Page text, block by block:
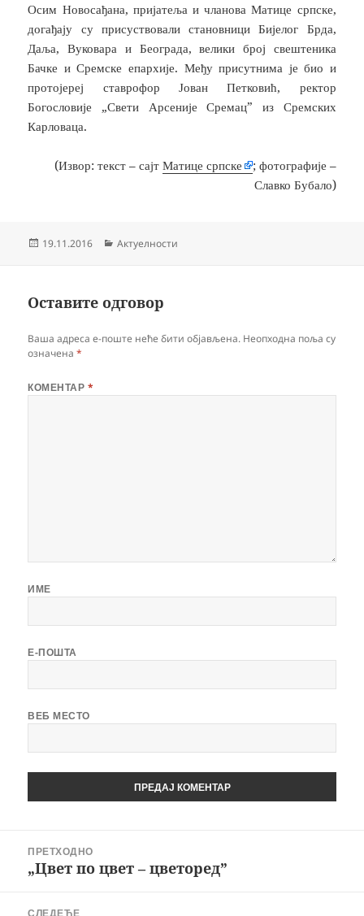
Осим Новосађана, пријатеља и чланова Матице српске,
догађају су присуствовали становници Бијелог Брда,
Даља, Вуковара и Београда, велики број свештеника
Бачке и Сремске епархије. Међу присутнима је био и
протојереј ставрофор Јован Петковић, ректор
Богословије „Свети Арсеније Сремац” из Сремских
Карловаца.
(Извор: текст – сајт Матице српске
; фотографије –
Славко Бубало)
Објављено
19.11.2016 Категорије
Актуелности
Оставите одговор
Ваша адреса е-поште неће бити објављена. Неопходна поља су
означена*
КОМЕНТАР *
ИМЕ
Е-ПОШТА
ВЕБ МЕСТО
чланкаПРЕТХОДНО
Претходни
„Цвет по цвет – цветоред”